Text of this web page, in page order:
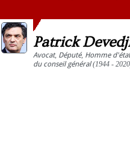
Patrick
Avocat, Député, Homme d'état
du conseil général(1944 -